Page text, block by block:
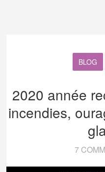
BLOG
2020 année
incendies,
7